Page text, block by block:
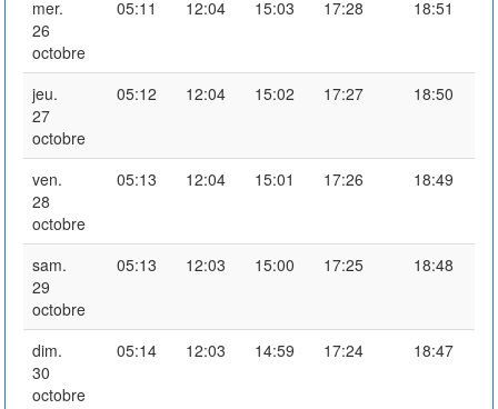
mer.
26
octobre
05:11 12:04 15:03 17:28 18:51
jeu.
27
octobre
05:12 12:04 15:02 17:27 18:50
ven.
28
octobre
05:13 12:04 15:01 17:26 18:49
sam.
29
octobre
05:13 12:03 15:00 17:25 18:48
dim.
30
octobre
05:14 12:03 14:59 17:24 18:47